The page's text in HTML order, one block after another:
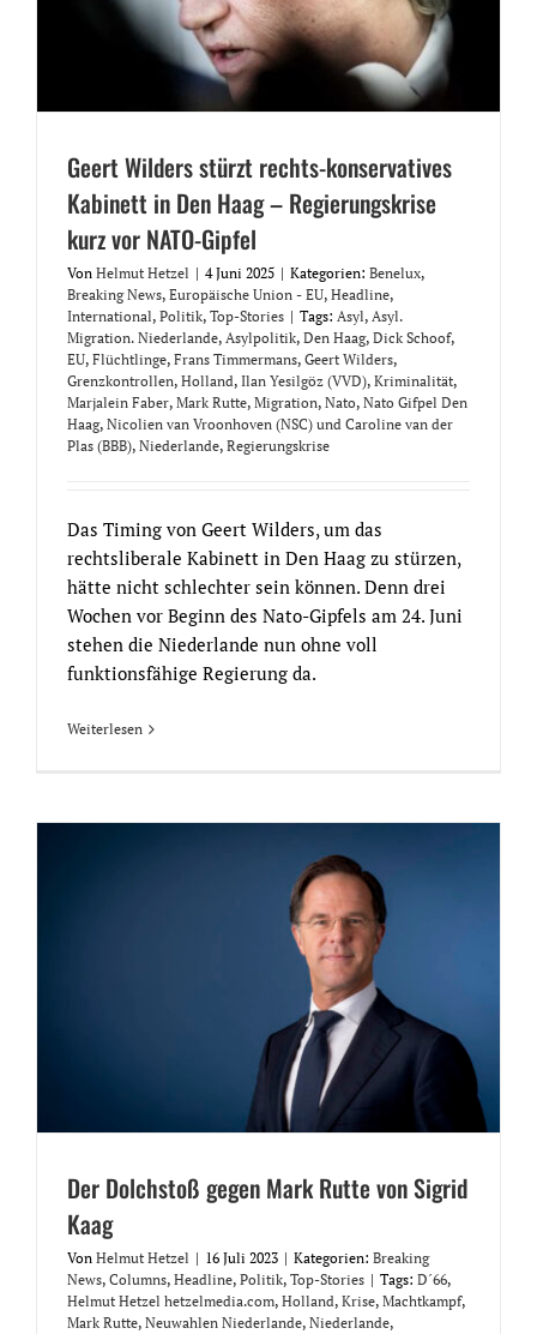
Geert Wilders stürzt rechts-konservatives
Kabinett in Den Haag – Regierungskrise
kurz vor NATO-Gipfel
Von Helmut Hetzel | 4 Juni 2025 | Kategorien: Benelux,
Breaking News, Europäische Union - EU, Headline,
International, Politik, Top-Stories | Tags: Asyl, Asyl.
Migration. Niederlande, Asylpolitik, Den Haag, Dick Schoof,
EU, Flüchtlinge, Frans Timmermans, Geert Wilders,
Grenzkontrollen, Holland, Ilan Yesilgöz (VVD), Kriminalität,
Marjalein Faber, Mark Rutte, Migration, Nato, Nato Gifpel Den
Haag, Nicolien van Vroonhoven (NSC) und Caroline van der
Plas (BBB), Niederlande, Regierungskrise
Das Timing von Geert Wilders, um das
rechtsliberale Kabinett in Den Haag zu stürzen,
hätte nicht schlechter sein können. Denn drei
Wochen vor Beginn des Nato-Gipfels am 24. Juni
stehen die Niederlande nun ohne voll
funktionsfähige Regierung da.
Weiterlesen
Der Dolchstoß gegen Mark Rutte von Sigrid
Kaag
Von Helmut Hetzel | 16 Juli 2023 | Kategorien: Breaking
News, Columns, Headline, Politik, Top-Stories | Tags: D´66,
Helmut Hetzel hetzelmedia.com, Holland, Krise, Machtkampf,
Mark Rutte, Neuwahlen Niederlande, Niederlande,